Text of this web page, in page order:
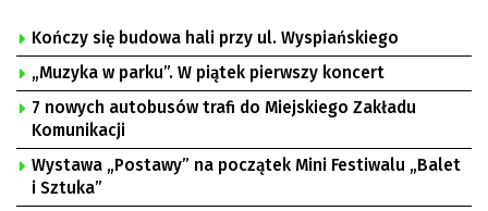
Kończy się budowa hali przy ul. Wyspiańskiego
„Muzyka w parku”. W piątek pierwszy koncert
7 nowych autobusów trafi do Miejskiego Zakładu
Komunikacji
Wystawa „Postawy” na początek Mini Festiwalu „Balet
i Sztuka”